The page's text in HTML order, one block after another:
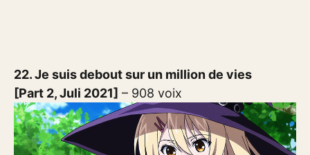
22. Je suis debout sur un million de vies
[Part 2, Juli 2021] – 908 voix